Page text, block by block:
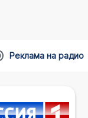
Реклама на радио